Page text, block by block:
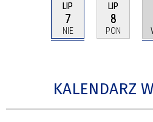
LIP
7
NIE
LIP
8
PON
KALENDARZ